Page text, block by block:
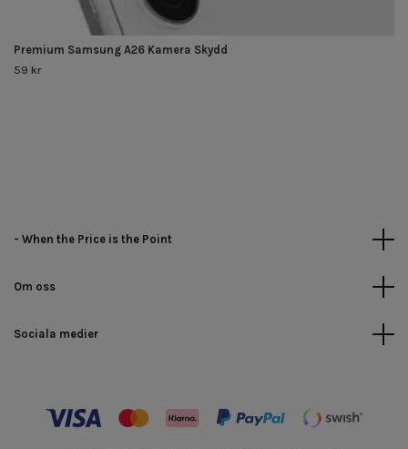
Premium Samsung A26 Kamera Skydd
59 kr
- When the Price is the Point
Om oss
Sociala medier